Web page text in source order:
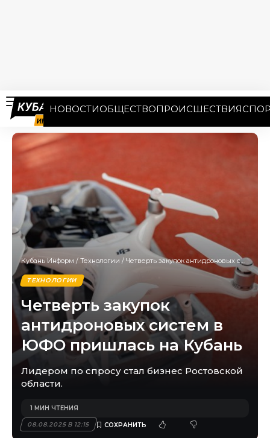
НОВОСТИОБЩЕСТВОПРОИСШЕСТВИЯ
Кубань Информ / Технологии / Четверть закупок антидроновых систем в ЮФО пришлась на Кубань
ТЕХНОЛОГИИ
Четверть закупок
антидроновых систем в
ЮФО пришлась на Кубань
Лидером по спросу стал бизнес Ростовской
области.
08.08.2025 В 12:15
1 МИН ЧТЕНИЯ